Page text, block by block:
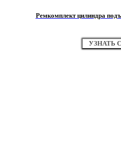
Ремкомплект цилиндра
УЗНАТЬ